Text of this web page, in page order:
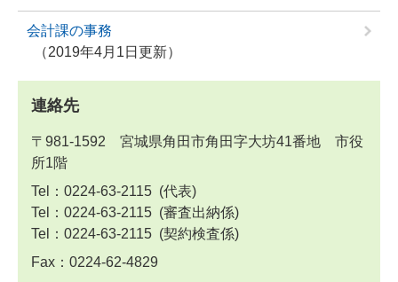
会計課の事務
2019年4月1日更新
連絡先
〒981-1592 宮城県角田市角田字大坊41番地 市役
所1階
Tel：0224-63-2115
代表
Tel：0224-63-2115
審査出納係
Tel：0224-63-2115
契約検査係
Fax：0224-62-4829